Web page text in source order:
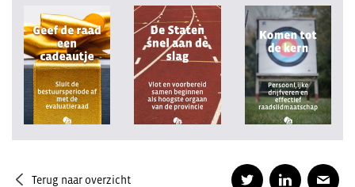
Terug naar overzicht